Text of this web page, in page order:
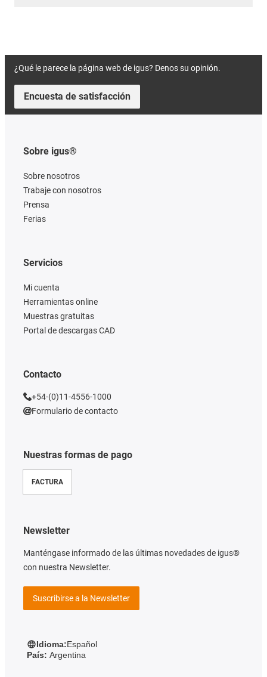
¿Qué le parece la página web de igus? Denos su opinión.
Encuesta de satisfacción
Sobre igus®
Sobre nosotros
Trabaje con nosotros
Prensa
Ferias
Nuestras formas de pago
FACTURA
Servicios
Mi cuenta
Herramientas online
Muestras gratuitas
Portal de descargas CAD
Contacto
+54-(0)11-4556-1000
Formulario de contacto
Newsletter
Manténgase informado de las últimas novedades de igus®
con nuestra Newsletter.
Suscribirse a la Newsletter
Idioma:Español
País: Argentina